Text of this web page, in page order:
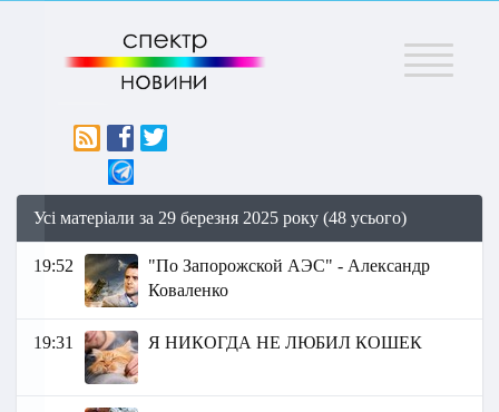
Меню
Усі матеріали за 29 березня 2025 року (48 усього)
19:52
"По Запорожской АЭС" - Александр
Коваленко
19:31 Я НИКОГДА НЕ ЛЮБИЛ КОШЕК